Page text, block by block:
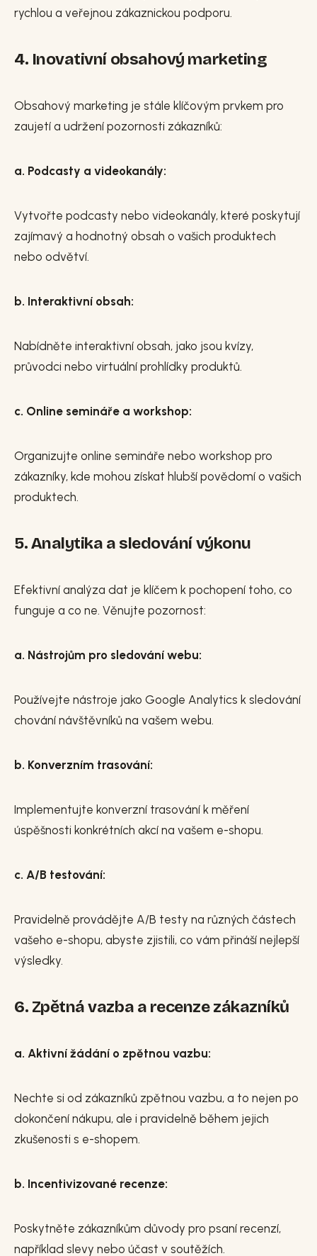
rychlou a veřejnou zákaznickou podporu.
4. Inovativní obsahový marketing
Obsahový marketing je stále klíčovým prvkem pro
zaujetí a udržení pozornosti zákazníků:
a. Podcasty a videokanály:
Vytvořte podcasty nebo videokanály, které poskytují
zajímavý a hodnotný obsah o vašich produktech
nebo odvětví.
b. Interaktivní obsah:
Nabídněte interaktivní obsah, jako jsou kvízy,
průvodci nebo virtuální prohlídky produktů.
c. Online semináře a workshop:
Organizujte online semináře nebo workshop pro
zákazníky, kde mohou získat hlubší povědomí o vašich
produktech.
5. Analytika a sledování výkonu
Efektivní analýza dat je klíčem k pochopení toho, co
funguje a co ne. Věnujte pozornost:
a. Nástrojům pro sledování webu:
Používejte nástroje jako Google Analytics k sledování
chování návštěvníků na vašem webu.
b. Konverzním trasování:
Implementujte konverzní trasování k měření
úspěšnosti konkrétních akcí na vašem e-shopu.
c. A/B testování:
Pravidelně provádějte A/B testy na různých částech
vašeho e-shopu, abyste zjistili, co vám přináší nejlepší
výsledky.
6. Zpětná vazba a recenze zákazníků
a. Aktivní žádání o zpětnou vazbu:
Nechte si od zákazníků zpětnou vazbu, a to nejen po
dokončení nákupu, ale i pravidelně během jejich
zkušenosti s e-shopem.
b. Incentivizované recenze:
Poskytněte zákazníkům důvody pro psaní recenzí,
například slevy nebo účast v soutěžích.